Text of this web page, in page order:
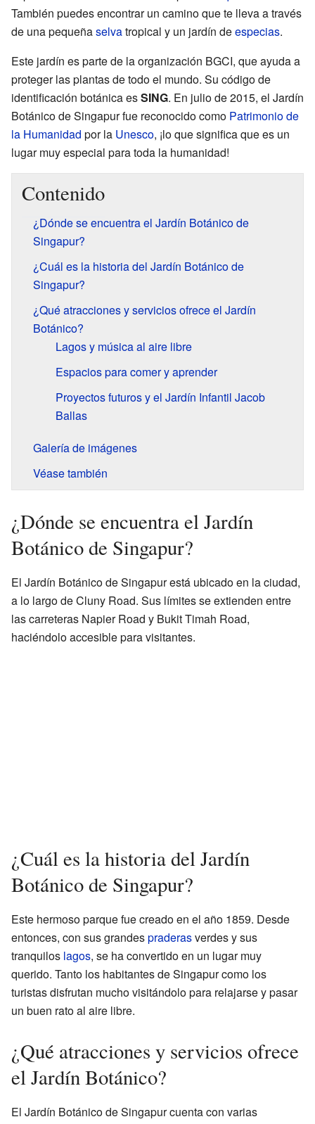
También puedes encontrar un camino que te lleva a través
de una pequeñaselvatropical y un jardín deespecias.
Este jardín es parte de la organización BGCI, que ayuda a
proteger las plantas de todo el mundo. Su código de
identificación botánica esSING. En julio de 2015, el Jardín
Botánico de Singapur fue reconocido como Patrimonio de
la Humanidad por la Unesco, ¡lo que significa que es un
lugar muy especial para toda la humanidad!
Contenido
¿Dónde se encuentra el Jardín Botánico de
Singapur?
¿Cuál es la historia del Jardín Botánico de
Singapur?
¿Qué atracciones y servicios ofrece el Jardín
Botánico?
Lagos y música al aire libre
Espacios para comer y aprender
Proyectos futuros y el Jardín Infantil Jacob
Ballas
Galería de imágenes
Véase también
¿Dónde se encuentra el Jardín
Botánico de Singapur?
El Jardín Botánico de Singapur está ubicado en la ciudad,
a lo largo de Cluny Road. Sus límites se extienden entre
las carreteras Napier Road y Bukit Timah Road,
haciéndolo accesible para visitantes.
¿Cuál es la historia del Jardín
Botánico de Singapur?
Este hermoso parque fue creado en el año 1859. Desde
entonces, con sus grandespraderasverdes y sus
tranquilos lagos, se ha convertido en un lugar muy
querido. Tanto los habitantes de Singapur como los
turistas disfrutan mucho visitándolo para relajarse y pasar
un buen rato al aire libre.
¿Qué atracciones y servicios ofrece
el Jardín Botánico?
El Jardín Botánico de Singapur cuenta con varias